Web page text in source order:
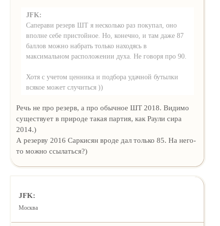
JFK:
Саперави резерв ШТ я несколько раз покупал, оно
вполне себе пристойное. Но, конечно, и там даже 87
баллов можно набрать только находясь в
максимальном расположении духа. Не говоря про 90.
Хотя с учетом ценника и подбора удачной бутылки
всякое может случиться ))
Речь не про резерв, а про обычное ШТ 2018. Видимо
существует в природе такая партия, как Раули сира
2014.)
А резерву 2016 Саркисян вроде дал только 85. На него-
то можно ссылаться?)
JFK:
Москва